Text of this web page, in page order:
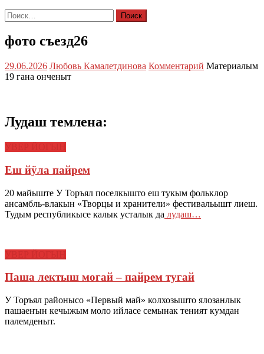
Найти:
фото съезд26
29.06.2026 Любовь Камалетдинова Комментарий Материалым
19 гана онченыт
Лудаш темлена:
Еш йӱла пайрем
20 майыште У Торъял поселкышто еш тукым фольклор
ансамбль-влакын «Творцы и хранители» фестивальышт лиеш.
Тудым республикысе калык усталык да лудаш…
Паша лектыш могай – пайрем тугай
У Торъял районысо «Первый май» колхозышто ялозанлык
пашаеҥын кечыжым моло ийласе семынак теният кумдан
палемденыт.